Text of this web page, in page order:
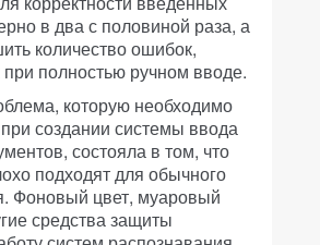
в два с половиной раза, а
количество ошибок,
полностью ручном вводе.
которую необходимо
создании системы ввода
состояла в том, что
подходят для обычного
Фоновый цвет, муаровый
средства защиты